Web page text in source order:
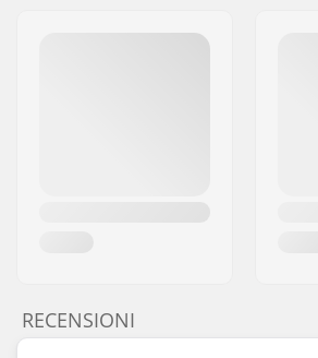
RECENSIONI